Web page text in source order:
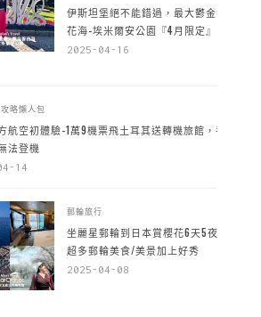
伊斯坦堡絕不能錯過，最大鬱金香
花海-埃米爾安公園『4月限定』
2025-04-16
略懶人包
航空初體驗-1萬9機票飛土耳其送轉機旅館，手
法登機
14
郵輪旅行
坐麗星郵輪到日本賞櫻花6天5夜，
超多郵輪美食/美景加上好秀
2025-04-08